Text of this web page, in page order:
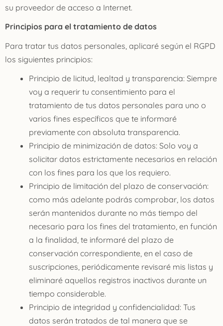
su proveedor de acceso a Internet.
Principios para el tratamiento de datos
Para tratar tus datos personales, aplicaré según el RGPD
los siguientes principios:
Principio de licitud, lealtad y transparencia: Siempre
voy a requerir tu consentimiento para el
tratamiento de tus datos personales para uno o
varios fines específicos que te informaré
previamente con absoluta transparencia.
Principio de minimización de datos: Solo voy a
solicitar datos estrictamente necesarios en relación
con los fines para los que los requiero.
Principio de limitación del plazo de conservación:
como más adelante podrás comprobar, los datos
serán mantenidos durante no más tiempo del
necesario para los fines del tratamiento, en función
a la finalidad, te informaré del plazo de
conservación correspondiente, en el caso de
suscripciones, periódicamente revisaré mis listas y
eliminaré aquellos registros inactivos durante un
tiempo considerable.
Principio de integridad y confidencialidad: Tus
datos serán tratados de tal manera que se